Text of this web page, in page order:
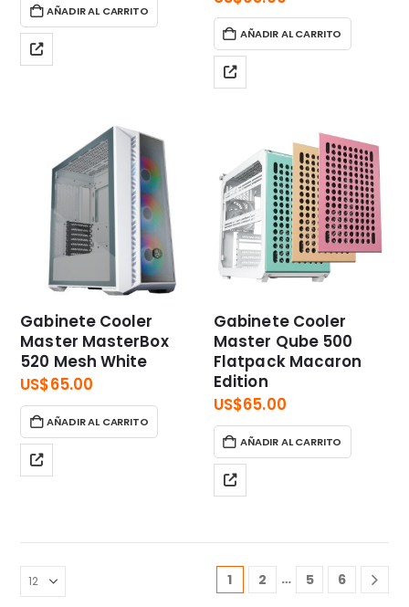
AÑADIR AL CARRITO
AÑADIR AL CARRITO
Gabinete Cooler
Master MasterBox
520 Mesh White
US$65.00
AÑADIR AL CARRITO
Gabinete Cooler
Master Qube 500
Flatpack Macaron
Edition
US$65.00
AÑADIR AL CARRITO
1 2 … 5 6